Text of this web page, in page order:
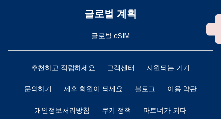
글로벌 계획
글로벌 eSIM
추천하고 적립하세요 고객센터 지원되는 기기
문의하기 제휴 회원이 되세요 블로그 이용 약관
개인정보처리방침 쿠키 정책 파트너가 되다